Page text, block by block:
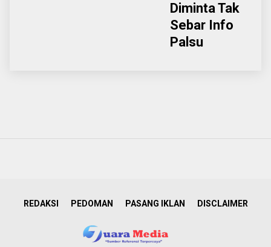
Diminta Tak
Sebar Info
Palsu
REDAKSI PEDOMAN PASANG IKLAN DISCLAIMER